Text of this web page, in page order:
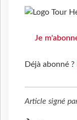
Je
Déjà abonné ?
Article signé